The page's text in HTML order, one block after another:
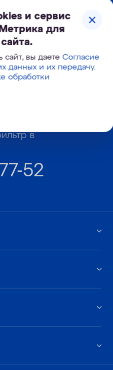
и сервис
для
сайт, вы даетеСогласие
данных и их передачу.
обработки
получение
и рекламных
в
52